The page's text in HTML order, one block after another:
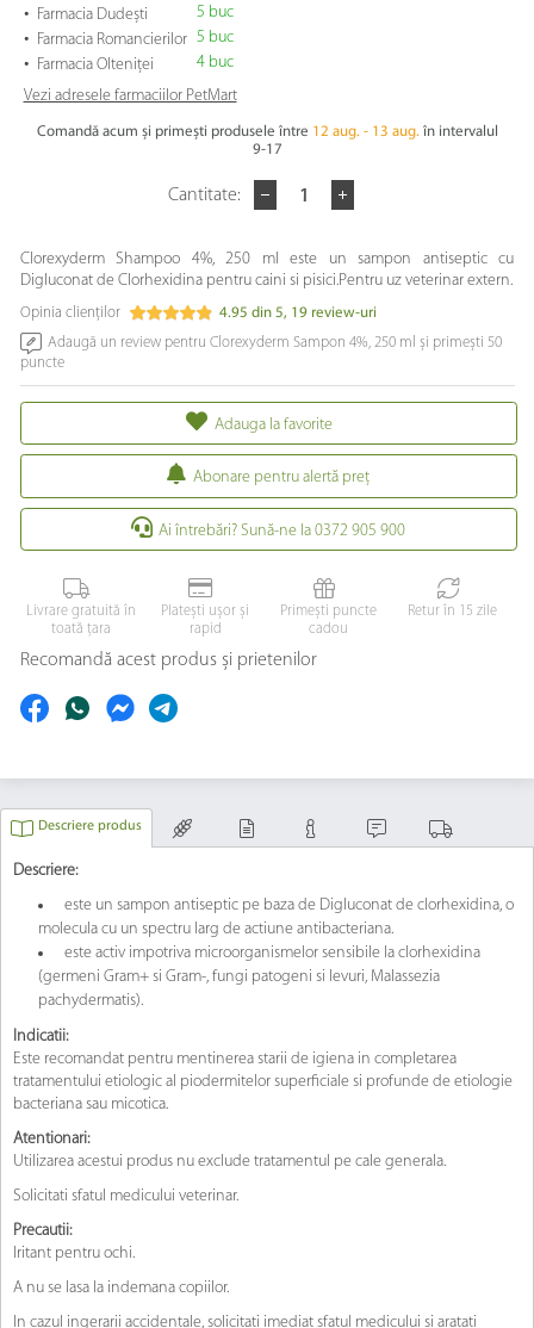
• Farmacia Dudești 5 buc
• Farmacia Romancierilor 5 buc
• Farmacia Olteniței
4 buc
Vezi adresele farmaciilor PetMart
Comandă acum și primești produsele între 12 aug. - 13 aug. în intervalul
9-17
Cantitate:
Clorexyderm Shampoo 4%, 250 ml este un sampon antiseptic cu
Digluconat de Clorhexidina pentru caini si pisici.Pentru uz veterinar extern.
Opinia clienților 4.95 din 5, 19review-uri
Adaugă un review pentru Clorexyderm Sampon 4%, 250 ml și primești 50
puncte
Adauga la favorite
Abonare pentru alertă preţ
Ai întrebări? Sună-ne la 0372 905 900
Livrare gratuită în
toată țara
Platești ușor și
rapid
Primești puncte
cadou
Retur în 15 zile
Recomandă acest produs și prietenilor
Descriere produs
Descriere:
este un sampon antiseptic pe baza de Digluconat de clorhexidina, o
molecula cu un spectru larg de actiune antibacteriana.
este activ impotriva microorganismelor sensibile la clorhexidina
(germeni Gram+ si Gram-, fungi patogeni si levuri, Malassezia
pachydermatis).
Indicatii:
Este recomandat pentru mentinerea starii de igiena in completarea
tratamentului etiologic al piodermitelor superficiale si profunde de etiologie
bacteriana sau micotica.
Atentionari:
Utilizarea acestui produs nu exclude tratamentul pe cale generala.
Solicitati sfatul medicului veterinar.
Precautii:
Iritant pentru ochi.
A nu se lasa la indemana copiilor.
In cazul ingerarii accidentale, solicitati imediat sfatul medicului si aratati